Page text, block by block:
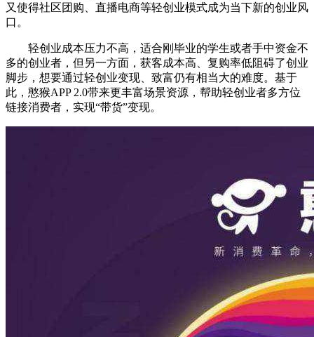
又使得社区团购、直播电商等轻创业模式成为当下新的创业风
口。
轻创业成本压力不高，适合刚毕业的学生或者手中资金不
多的创业者，但另一方面，获客成本高、复购率低阻碍了创业
脚步，想要通过轻创业变现、致富仍有相当大的难度。基于
此，憨猴APP 2.0带来更丰富场景资源，帮助轻创业者多方位
链接消费者，实现“带货”变现。